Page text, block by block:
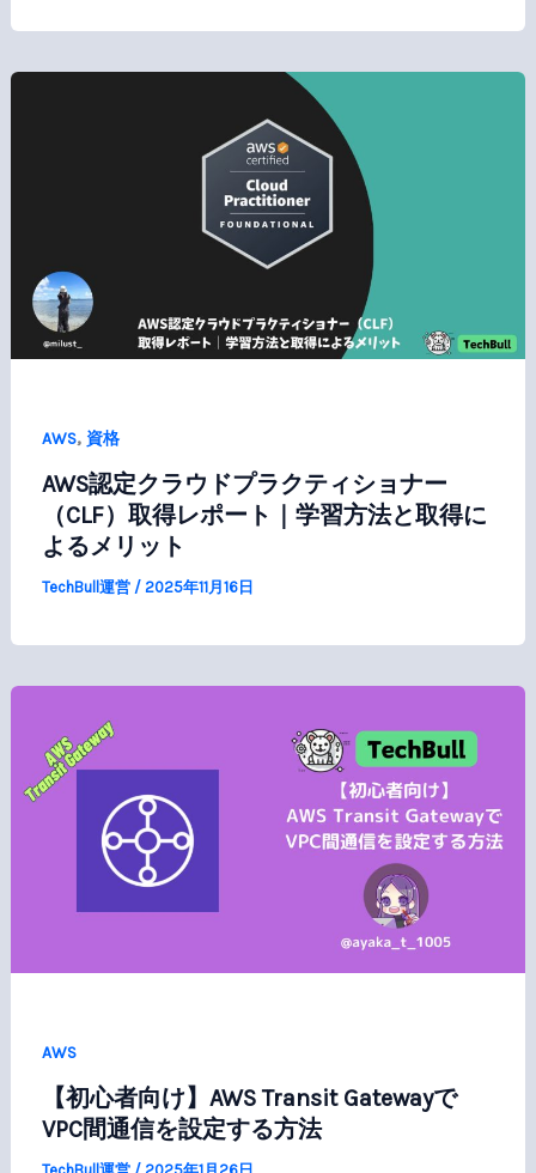
AWS, 資格
AWS認定クラウドプラクティショナー
（CLF）取得レポート｜学習方法と取得に
よるメリット
TechBull運営 / 2025年11月16日
AWS
【初心者向け】AWS Transit Gatewayで
VPC間通信を設定する方法